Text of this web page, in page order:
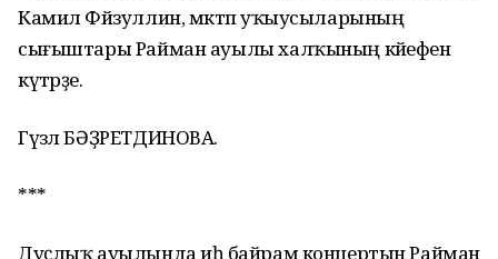
Камил Фәйзуллин, мәктәп уҡыусыларының
сығыштары Райман ауылы халҡының кәйефен
күтәрҙе.
Гүзәл БӘҘРЕТДИНОВА.
***
Дуҫлыҡ ауылында иһә байрам концертын Райман